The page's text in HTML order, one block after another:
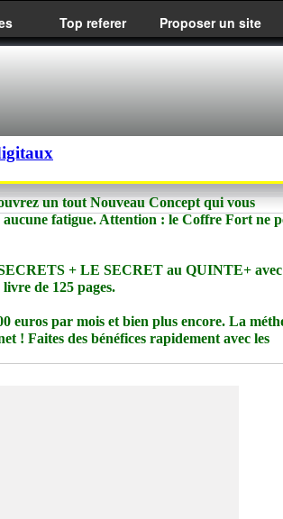
Top referer Proposer un site
un tout Nouveau Concept qui vous
fatigue. Attention : le Coffre Fort ne
+ LE SECRET au QUINTE+ avec
de 125 pages.
euros par mois et bien plus encore. La
! Faites des bénéfices rapidement avec les